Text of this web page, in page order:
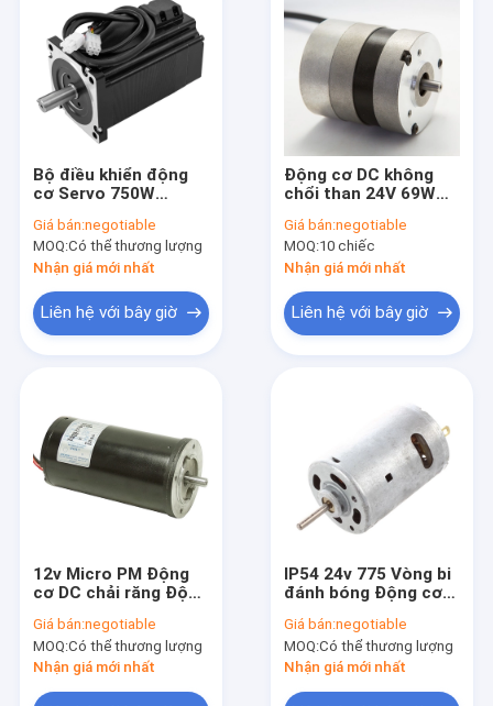
Bộ điều khiển động
cơ Servo 750W
máy phay Cnc
Giá bán:negotiable
MOQ:Có thể thương lượng
Nhận giá mới nhất
Liên hệ với bây giờ
Động cơ DC không
chổi than 24V 69W
điều khiển bên trong
Giá bán:negotiable
MOQ:10 chiếc
Nhận giá mới nhất
Liên hệ với bây giờ
12v Micro PM Động
cơ DC chải răng Động
tốc Mô-men xoắn
cao Mô-men xoắn
thấp Rpm Động cơ
Giá bán:negotiable
MOQ:Có thể thương lượng
Nhận giá mới nhất
IP54 24v 775 Vòng bi
đánh bóng Động cơ
phút
Giá bán:negotiable
MOQ:Có thể thương lượng
Nhận giá mới nhất